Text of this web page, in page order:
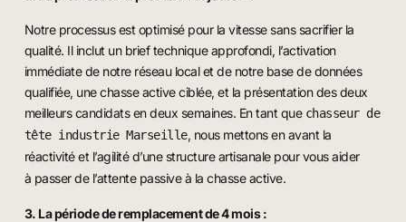
Notre processus est optimisé pour la vitesse sans sacrifier la
qualité. Il inclut un brief technique approfondi, l’activation
immédiate de notre réseau local et de notre base de données
qualifiée, une chasse active ciblée, et la présentation des deux
meilleurs candidats en deux semaines. En tant que chasseur de
tête industrie Marseille, nous mettons en avant la
réactivité et l’agilité d’une structure artisanale pour vous aider
à passer de l’attente passive à la chasse active.
3. La période de remplacement de 4 mois :